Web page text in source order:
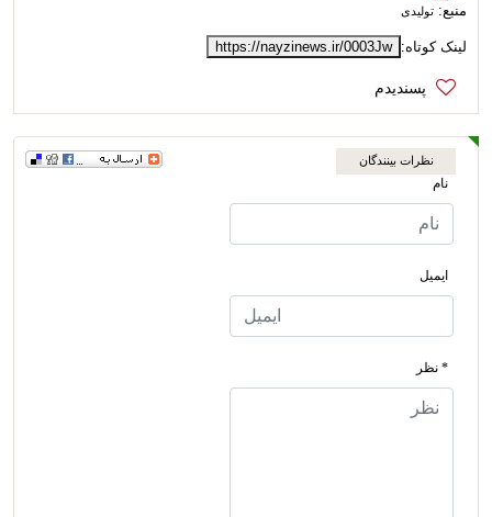
منبع: تولیدی
لینک کوتاه: https://nayzinews.ir/0003Jw
نظرات بینندگان
نام
ایمیل
* نظر